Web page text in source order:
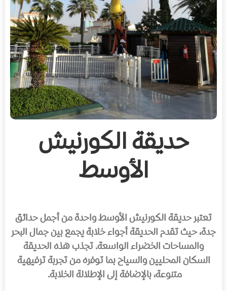
حديقة الكورنيش
الأوسط
تعتبر حديقة الكورنيش الأوسط واحدة من أجمل حدائق
جدة، حيث تقدم الحديقة أجواء خلابة يجمع بين جمال البحر
والمساحات الخضراء الواسعة. تجذب هذه الحديقة
السكان المحليين والسياح بما توفره من تجربة ترفيهية
متنوعة، بالإضافة إلى الإطلالة الخلابة.